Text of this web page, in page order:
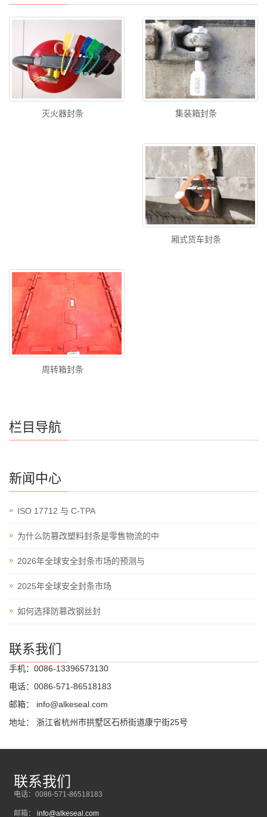
灭火器封条 集装箱封条
厢式货车封条
周转箱封条
栏目导航
新闻中心
ISO 17712 与 C-TPA
为什么防篡改塑料封条是零售物流的中
2026年全球安全封条市场的预测与
2025年全球安全封条市场
如何选择防篡改钢丝封
联系我们
手机：0086-13396573130
电话：0086-571-86518183
邮箱：
info@alkeseal.com
地址： 浙江省杭州市拱墅区石桥街道康宁街25号
联系我们
电话：0086-571-86518183
邮箱： info@alkeseal.com